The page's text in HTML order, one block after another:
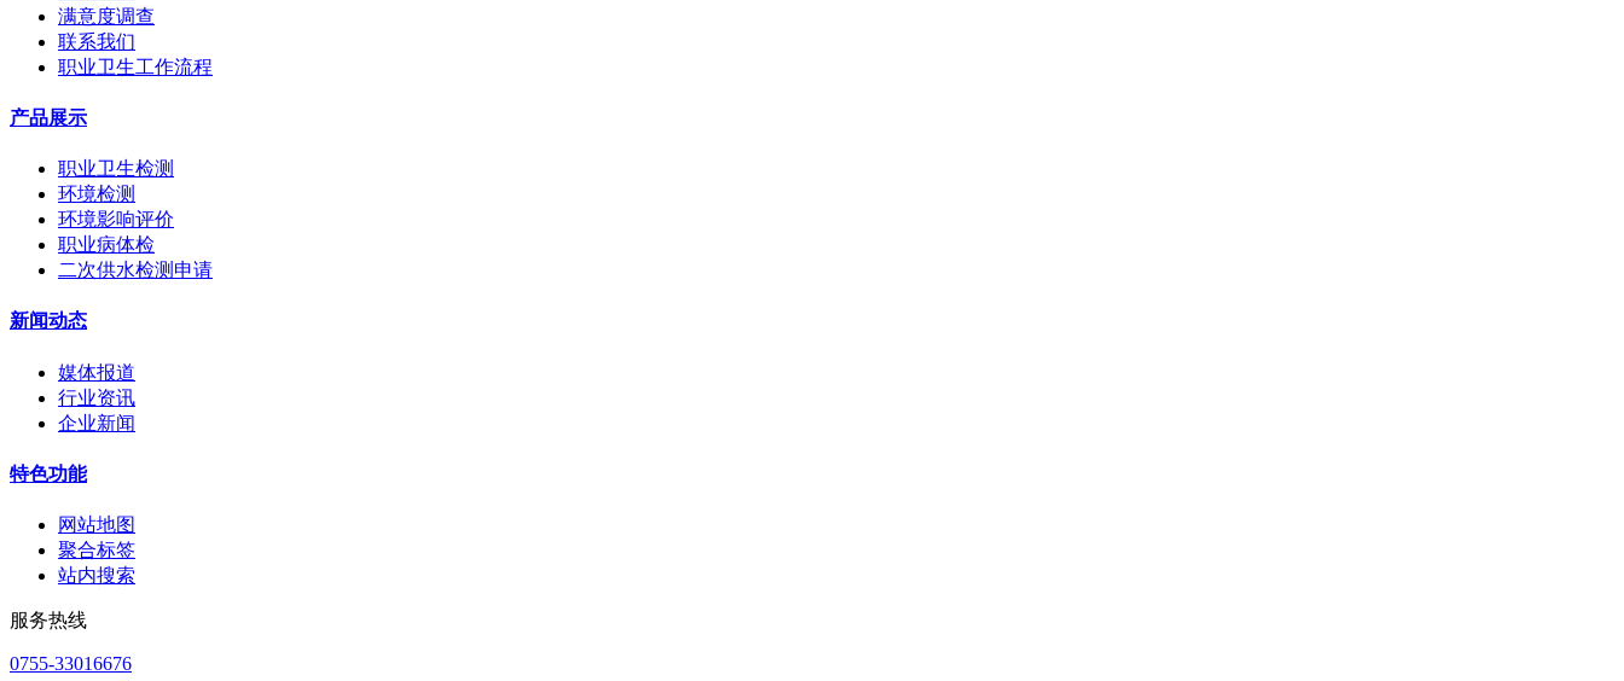
满意度调查
联系我们
职业卫生工作流程
产品展示
职业卫生检测
环境检测
环境影响评价
职业病体检
二次供水检测申请
新闻动态
媒体报道
行业资讯
企业新闻
特色功能
网站地图
聚合标签
站内搜索
服务热线
0755-33016676